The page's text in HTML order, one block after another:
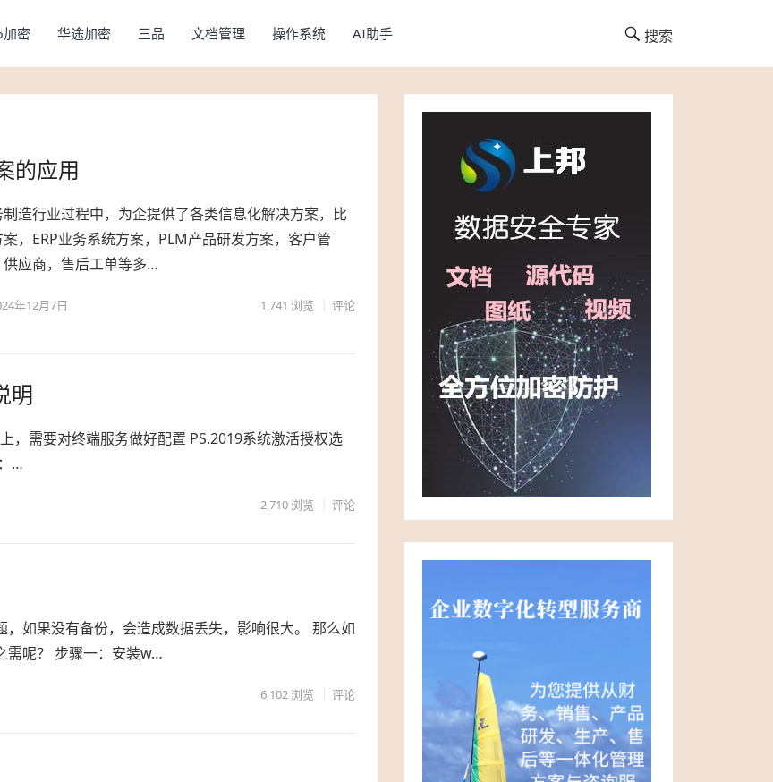
加密 华途加密 三品 文档管理 操作系统 AI助手 搜索
的应用
造行业过程中，为企提供了各类信息化解决方案，比
，ERP业务系统方案，PLM产品研发方案，客户管
应商，售后工单等多…
年12月7日 1,741 浏览 评论
明
，需要对终端服务做好配置 PS.2019系统激活授权选
…
2,710 浏览 评论
如果没有备份，会造成数据丢失，影响很大。 那么如
需呢？ 步骤一：安装w…
6,102 浏览 评论